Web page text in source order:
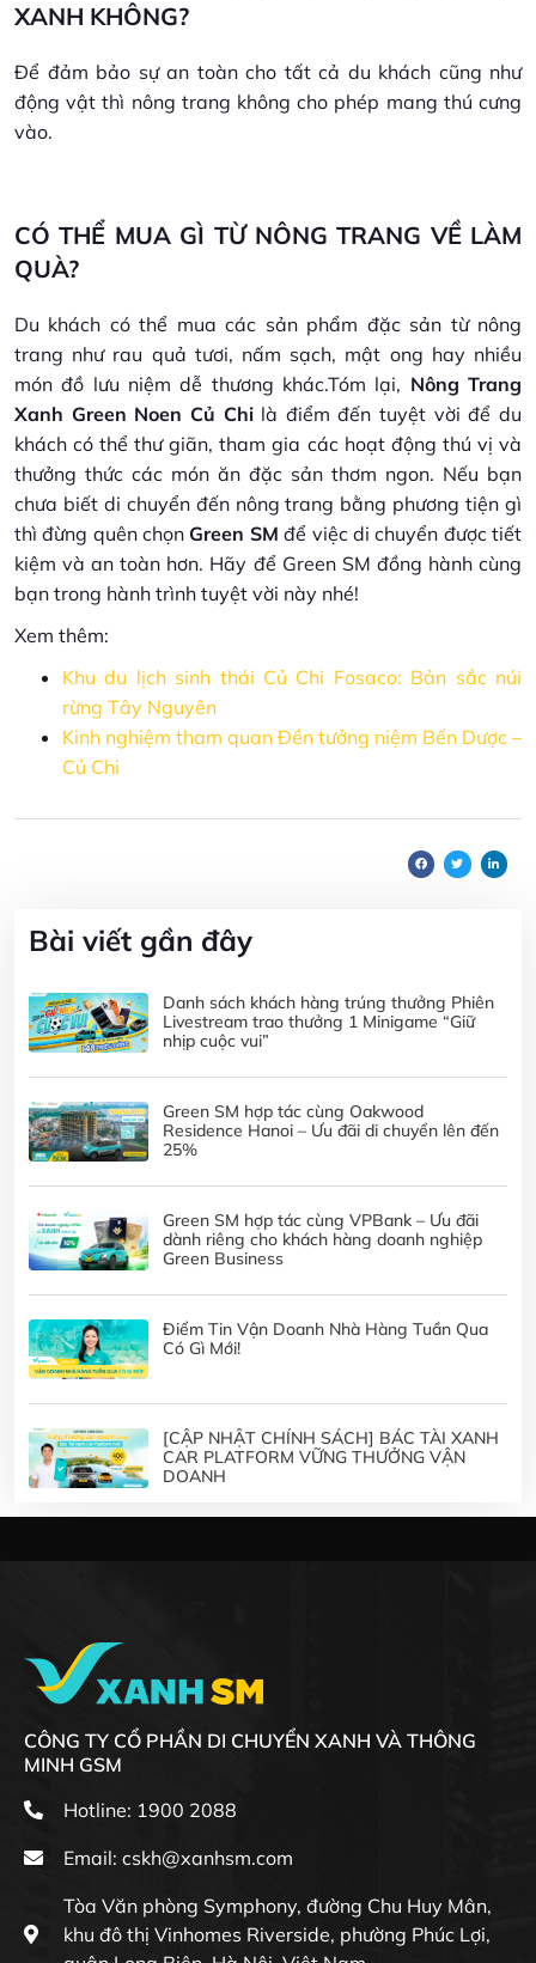
XANH KHÔNG?
Để đảm bảo sự an toàn cho tất cả du khách cũng như
động vật thì nông trang không cho phép mang thú cưng
vào.
CÓ THỂ MUA GÌ TỪ NÔNG TRANG VỀ LÀM
QUÀ?
Du khách có thể mua các sản phẩm đặc sản từ nông
trang như rau quả tươi, nấm sạch, mật ong hay nhiều
món đồ lưu niệm dễ thương khác.Tóm lại, Nông Trang
Xanh Green Noen Củ Chilà điểm đến tuyệt vời để du
khách có thể thư giãn, tham gia các hoạt động thú vị và
thưởng thức các món ăn đặc sản thơm ngon. Nếu bạn
chưa biết di chuyển đến nông trang bằng phương tiện gì
thì đừng quên chọn Green SM để việc di chuyển được tiết
kiệm và an toàn hơn. Hãy để Green SM đồng hành cùng
bạn trong hành trình tuyệt vời này nhé!
Xem thêm:
Khu du lịch sinh thái Củ Chi Fosaco: Bản sắc núi
rừng Tây Nguyên
Kinh nghiệm tham quan Đền tưởng niệm Bến Dược –
Củ Chi
Bài viết gần đây
Danh sách khách hàng trúng thưởng Phiên
Livestream trao thưởng 1 Minigame “Giữ
nhịp cuộc vui”
Green SM hợp tác cùng Oakwood
Residence Hanoi – Ưu đãi di chuyển lên đến
25%
Green SM hợp tác cùng VPBank – Ưu đãi
dành riêng cho khách hàng doanh nghiệp
Green Business
Điểm Tin Vận Doanh Nhà Hàng Tuần Qua
Có Gì Mới!
[CẬP NHẬT CHÍNH SÁCH] BÁC TÀI XANH
CAR PLATFORM VỮNG THƯỞNG VẬN
DOANH
CÔNG TY CỔ PHẦN DI CHUYỂN XANH VÀ THÔNG
MINH GSM
Hotline: 1900 2088
Email: cskh@xanhsm.com
Tòa Văn phòng Symphony, đường Chu Huy Mân,
khu đô thị Vinhomes Riverside, phường Phúc Lợi,